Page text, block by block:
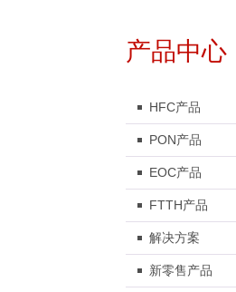
产品中心
HFC产品
PON产品
EOC产品
FTTH产品
解决方案
新零售产品